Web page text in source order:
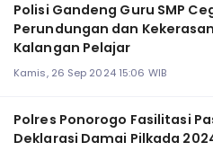
Polisi Gandeng Guru SMP
Perundungan dan
Kalangan Pelajar
Kamis, 26 Sep 2024 15:06 WIB
Polres Ponorogo Fasilitasi
Deklarasi Damai Pilkada